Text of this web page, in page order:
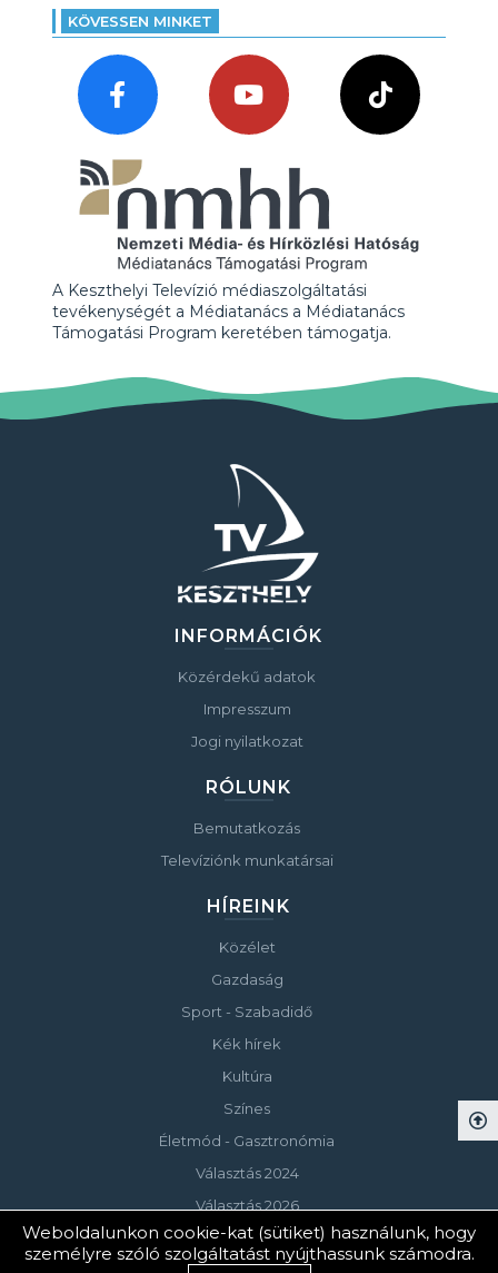
KÖVESSEN MINKET
A Keszthelyi Televízió médiaszolgáltatási
tevékenységét a Médiatanács a Médiatanács
Támogatási Program keretében támogatja.
INFORMÁCIÓK
Közérdekű adatok
Impresszum
Jogi nyilatkozat
RÓLUNK
Bemutatkozás
Televíziónk munkatársai
HÍREINK
Közélet
Gazdaság
Sport - Szabadidő
Kék hírek
Kultúra
Színes
Életmód - Gasztronómia
Választás 2024
Választás 2026
Weboldalunkon cookie-kat (sütiket) használunk, hogy
személyre szóló szolgáltatást nyújthassunk számodra.